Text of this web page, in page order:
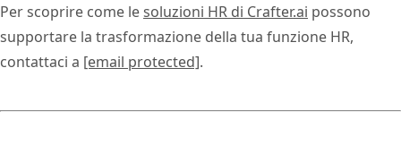
Per scoprire come lesoluzioni HR di Crafter.ai possono
supportare la trasformazione della tua funzione HR,
contattaci a [email protected].